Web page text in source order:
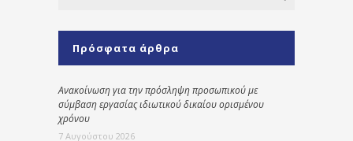
Πρόσφατα άρθρα
Ανακοίνωση για την πρόσληψη προσωπικού με
σύμβαση εργασίας ιδιωτικού δικαίου ορισμένου
χρόνου
7 Αυγούστου 2026